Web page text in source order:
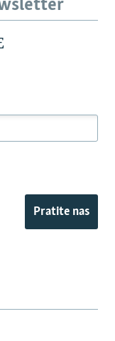
Pratite nas